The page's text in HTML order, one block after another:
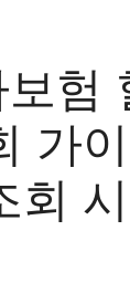
험
가
회